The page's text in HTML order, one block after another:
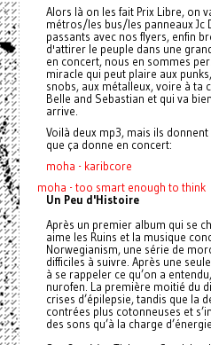
Alors là on les fait Prix Libre, on
métros/les bus/les panneaux Jc
passants avec nos flyers, enfin
d'attirer le peuple dans une
en concert, nous en sommes
miracle qui peut plaire aux
snobs, aux métalleux, voire à ta
Belle and Sebastian et qui va
arrive.
Voilà deux mp3, mais ils
que ça donne en concert:
moha - karibcore
moha - too smart enough to think
Un Peu d'Histoire
Après un premier album qui se
aime les Ruins et la musique
Norwegianism, une série de
difficiles à suivre. Après une
à se rappeler ce qu’on a
nurofen. La première moitié du
crises d’épilepsie, tandis que la
contrées plus cotonneuses et
des sons qu’à la charge